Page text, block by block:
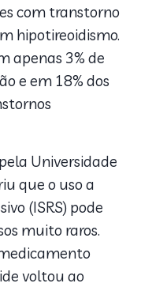
com transtorno
hipotireoidismo.
apenas 3% de
e em 18% dos
Universidade
que o uso a
(ISRS) pode
muito raros.
voltou ao